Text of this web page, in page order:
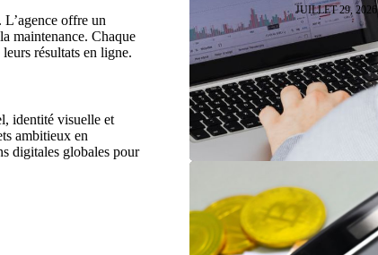
L’agence offre un
maintenance. Chaque
résultats en ligne.
identité visuelle et
ambitieux en
digitales globales pour
JUILLET 29, 2026